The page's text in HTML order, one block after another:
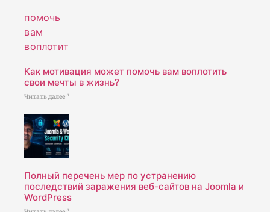
Как мотивация может помочь вам воплотить
свои мечты в жизнь?
Читать далее "
Полный перечень мер по устранению
последствий заражения веб-сайтов на Joomla и
WordPress